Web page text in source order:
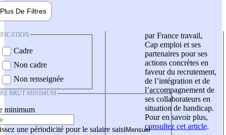
Plus De Filtres
Cadre
Non cadre
Non renseignée
BRUT MINIMUM
minimum
une périodicité pour le salaire saisi
par France travail,
Cap emploi et ses
partenaires pour ses
actions concrètes en
faveur du recrutement,
de l’intégration et de
l’accompagnement de
ses collaborateurs en
situation de handicap.
Pour en savoir plus,
consultez cet article.